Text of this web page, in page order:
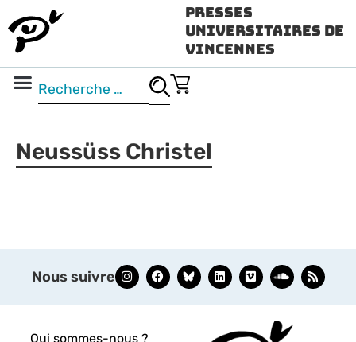
Presses
Universitaires de
Vincennes
Neussüss Christel
Nous suivre
Qui sommes-nous ?